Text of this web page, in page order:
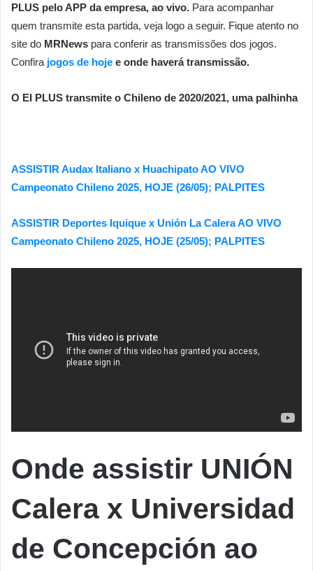
PLUS pelo APP da empresa, ao vivo. Para acompanhar
quem transmite esta partida, veja logo a seguir. Fique atento no
site do MRNews para conferir as transmissões dos jogos.
Confira jogos de hoje e onde haverá transmissão.
O EI PLUS transmite o Chileno de 2020/2021, uma palhinha
ASSISTIR Audax Italiano x Huachipato AO VIVO
Campeonato Chileno 2025, HOJE (26/05); PALPITES
ASSISTIR Deportes Iquique x Unión La Calera AO VIVO
Campeonato Chileno 2025, HOJE (25/05); PALPITES
Onde assistir UNIÓN
Calera x Universidad
de Concepción ao